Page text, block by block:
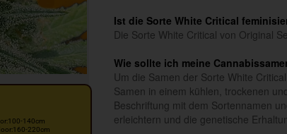
140cm
220cm
Ist die Sorte White Critical
Die Sorte White Critical von Original
Wie sollte ich meine
Um die Samen der Sorte White
Samen in einem kühlen, trockenen
Beschriftung mit dem Sortennamen
erleichtern und die genetische